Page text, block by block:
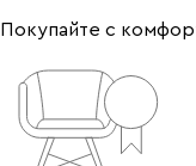
Покупайте с